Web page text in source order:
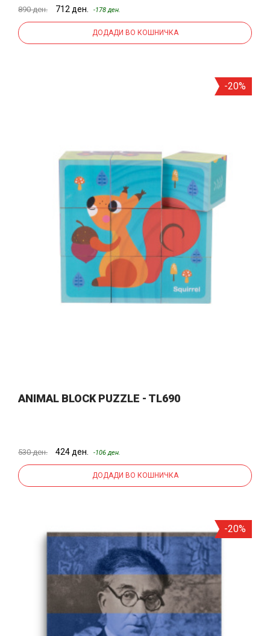
890 ден. 712 ден. -178 ден.
ДОДАДИ ВО КОШНИЧКА
-20%
ANIMAL BLOCK PUZZLE - TL690
530 ден. 424 ден. -106 ден.
ДОДАДИ ВО КОШНИЧКА
-20%